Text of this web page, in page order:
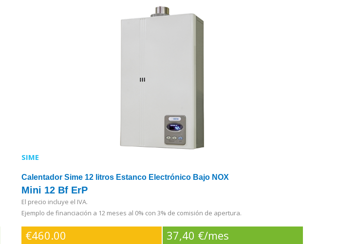
SIME
Calentador Sime 12 litros Estanco Electrónico Bajo NOX
Mini 12 Bf ErP
El precio incluye el IVA.
Ejemplo de financiación a 12 meses al 0% con 3% de comisión de apertura.
€460.00 37,40 €/mes